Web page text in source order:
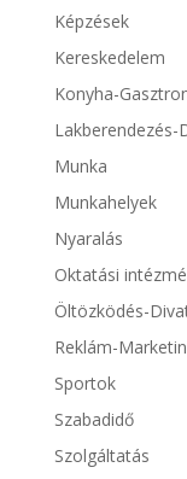
Képzések
Kereskedelem
Konyha-
Lakberendezés-
Munka
Munkahelyek
Nyaralás
Oktatási
Öltözködés-
Reklám-
Sportok
Szabadidő
Szolgáltatás